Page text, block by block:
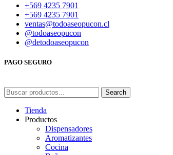
+569 4235 7901
+569 4235 7901
ventas@todoaseopucon.cl
@todoaseopucon
@detodoaseopucon
PAGO SEGURO
Search
Tienda
Productos
Dispensadores
Aromatizantes
Cocina